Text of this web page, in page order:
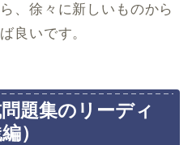
、徐々に新しいものから
良いです。
題集のリーディ
）